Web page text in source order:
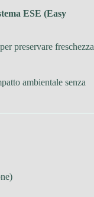
ESE (Easy
preservare freschezza
ambientale senza